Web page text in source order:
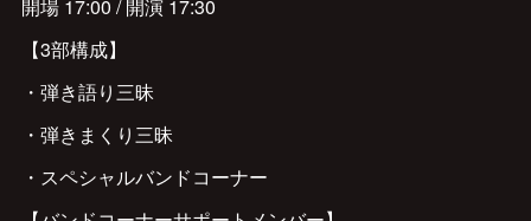
開場 17:00 / 開演 17:30
【3部構成】
・弾き語り三昧
・弾きまくり三昧
・スペシャルバンドコーナー